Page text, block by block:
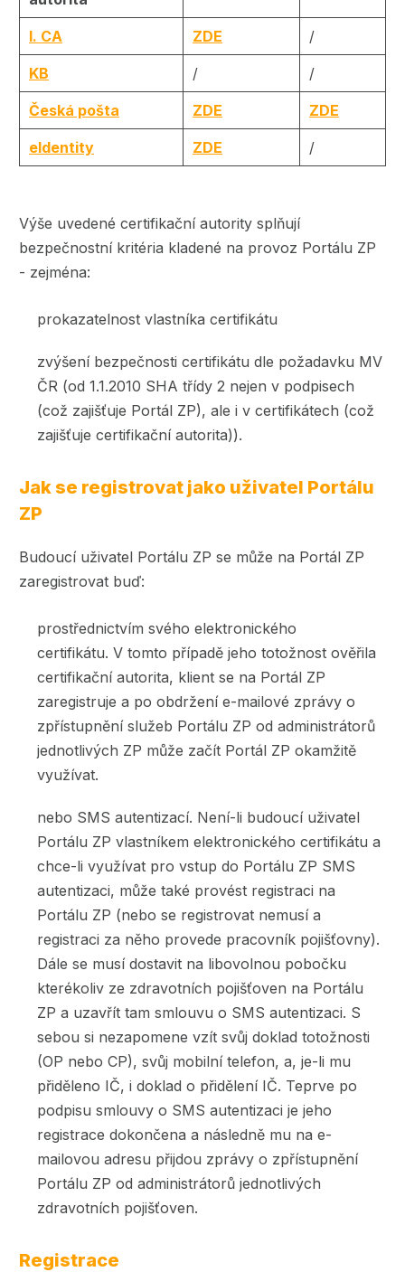
I. CA ZDE /
KB / /
Česká pošta ZDE ZDE
eIdentity ZDE /
Výše uvedené certifikační autority splňují
bezpečnostní kritéria kladené na provoz Portálu ZP
- zejména:
prokazatelnost vlastníka certifikátu
zvýšení bezpečnosti certifikátu dle požadavku MV
ČR (od 1.1.2010 SHA třídy 2 nejen v podpisech
(což zajišťuje Portál ZP), ale i v certifikátech (což
zajišťuje certifikační autorita)).
Jak se registrovat jako uživatel Portálu
ZP
Budoucí uživatel Portálu ZP se může na Portál ZP
zaregistrovat buď:
prostřednictvím svého elektronického
certifikátu. V tomto případě jeho totožnost ověřila
certifikační autorita, klient se na Portál ZP
zaregistruje a po obdržení e-mailové zprávy o
zpřístupnění služeb Portálu ZP od administrátorů
jednotlivých ZP může začít Portál ZP okamžitě
využívat.
nebo SMS autentizací. Není-li budoucí uživatel
Portálu ZP vlastníkem elektronického certifikátu a
chce-li využívat pro vstup do Portálu ZP SMS
autentizaci, může také provést registraci na
Portálu ZP (nebo se registrovat nemusí a
registraci za něho provede pracovník pojišťovny).
Dále se musí dostavit na libovolnou pobočku
kterékoliv ze zdravotních pojišťoven na Portálu
ZP a uzavřít tam smlouvu o SMS autentizaci. S
sebou si nezapomene vzít svůj doklad totožnosti
(OP nebo CP), svůj mobilní telefon, a, je-li mu
přiděleno IČ, i doklad o přidělení IČ. Teprve po
podpisu smlouvy o SMS autentizaci je jeho
registrace dokončena a následně mu na e-
mailovou adresu přijdou zprávy o zpřístupnění
Portálu ZP od administrátorů jednotlivých
zdravotních pojišťoven.
Registrace